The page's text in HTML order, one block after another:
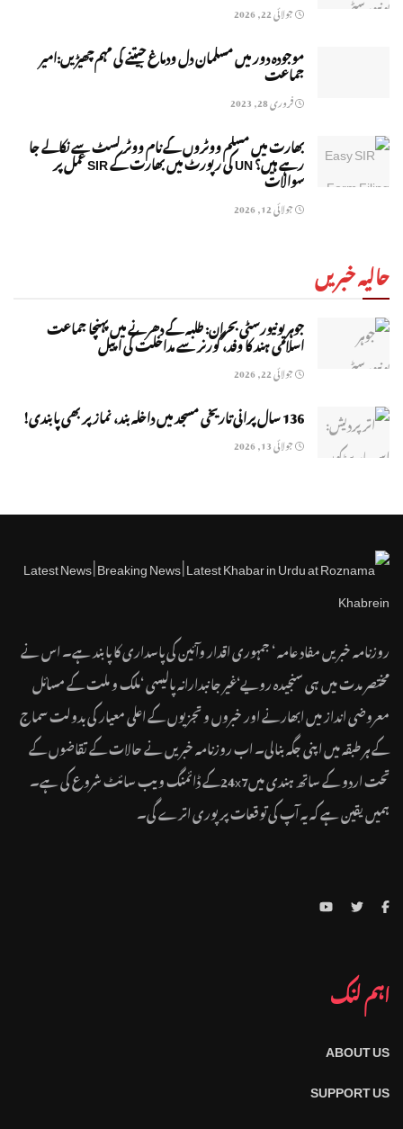
جولائی 22, 2026
موجودہ دور میں مسلمان دل ودماغ جیتنے کی مہم چھیڑیں:امیر
جماعت
فروری 28, 2023
بھارت میں مسلم ووٹروں کے نام ووٹر لسٹ سے نکالے جا
رہے ہیں؟ UN کی رپورٹ میں بھارت کے SIR عمل پر
سوالات
جولائی 12, 2026
حالیہ خبریں
جوہر یونیورسٹی بحران: طلبہ کے دھرنے میں پہنچا جماعت
اسلامی ہند کا وفد، گورنر سے مداخلت کی اپیل
جولائی 22, 2026
136 سال پرانی تاریخی مسجد میں داخلہ بند، نماز پر بھی پابندی!
جولائی 13, 2026
روزنامہ خبریں مفاد عامہ ‘ جمہوری اقدار وآئین کی پاسداری کا پابند ہے۔ اس نے
مختصر مدت میں ہی سنجیدہ رویے‘غیر جانبدارانہ پالیسی ‘ملک و ملت کے مسائل
معروضی انداز میں ابھارنے اور خبروں و تجزیوں کے اعلی معیار کی بدولت سماج
کے ہر طبقہ میں اپنی جگہ بنالی۔ اب روزنامہ خبریں نے حالات کے تقاضوں کے
تحت اردو کے ساتھ ہندی میں24x7کے ڈائمنگ ویب سائٹ شروع کی ہے۔
ہمیں یقین ہے کہ یہ آپ کی توقعات پر پوری اترے گی۔
اہم لنک
ABOUT US
SUPPORT US